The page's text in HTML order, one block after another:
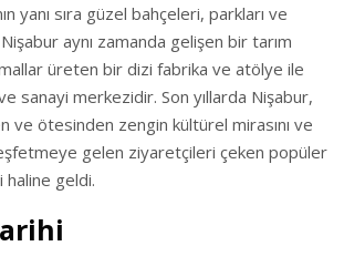
yanı sıra güzel bahçeleri, parkları ve
aynı zamanda gelişen bir tarım
üreten bir dizi fabrika ve atölye ile
sanayi merkezidir. Son yıllarda Nişabur,
ve ötesinden zengin kültürel mirasını ve
gelen ziyaretçileri çeken popüler
geldi.